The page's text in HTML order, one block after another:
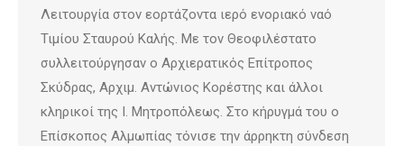
Λειτουργία στον εορτάζοντα ιερό ενοριακό ναό
Τιμίου Σταυρού Καλής. Με τον Θεοφιλέστατο
συλλειτούργησαν ο Αρχιερατικός Επίτροπος
Σκύδρας, Αρχιμ. Αντώνιος Κορέστης και άλλοι
κληρικοί της Ι. Μητροπόλεως. Στο κήρυγμά του ο
Επίσκοπος Αλμωπίας τόνισε την άρρηκτη σύνδεση